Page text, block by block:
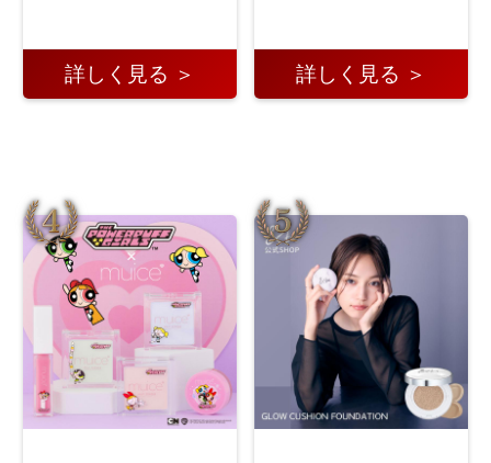
詳しく見る ＞ 詳しく見る ＞